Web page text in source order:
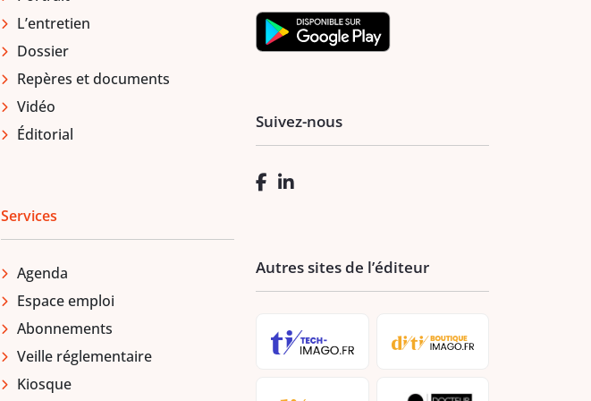
L’entretien
Dossier
Repères et documents
Vidéo
Éditorial
Services
Agenda
Espace emploi
Abonnements
Veille réglementaire
Kiosque
Suivez-nous
Autres sites de l’éditeur